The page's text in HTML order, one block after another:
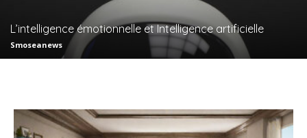
L’intelligence émotionnelle et Intelligence artificielle
Smoseanews